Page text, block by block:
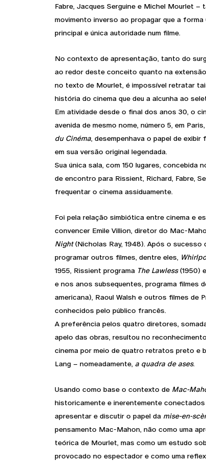
Fabre, Jacques Serguine e Michel Mourlet –
movimento inverso ao propagar que a forma
principal e única autoridade num filme.
No contexto de apresentação, tanto do
ao redor deste conceito quanto na
no texto de Mourlet, é impossível retratar
história do cinema que deu a alcunha ao
Em atividade desde o final dos anos 30, o
avenida de mesmo nome, número 5, em
du Cinéma, desempenhava o papel de
em sua versão original legendada.
Sua única sala, com 150 lugares,
de encontro para Rissient, Richard, Fabre,
frequentar o cinema assiduamente.
Foi pela relação simbiótica entre cinema e
convencer Emile Villion, diretor do Mac-
Night(Nicholas Ray, 1948). Após o sucesso
programar outros filmes, dentre eles,
1955, Rissient programa The Lawless(1950) e
e nos anos subsequentes, programa filmes
americana), Raoul Walsh e outros filmes de
conhecidos pelo público francês.
A preferência pelos quatro diretores,
apelo das obras, resultou no
cinema por meio de quatro retratos preto e
Lang – nomeadamente, a quadra de ases.
Usando como base o contexto de Mac-
historicamente e inerentemente
apresentar e discutir o papel da mise-en-
pensamento Mac-Mahon, não como uma
teórica de Mourlet, mas como um estudo
provocado no espectador e como uma